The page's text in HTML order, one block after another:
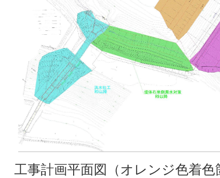
工事計画平面図（オレンジ色着